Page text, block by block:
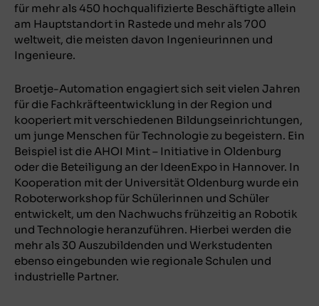
für mehr als 450 hochqualifizierte Beschäftigte allein
am Hauptstandort in Rastede und mehr als 700
weltweit, die meisten davon Ingenieurinnen und
Ingenieure.
Broetje-Automation engagiert sich seit vielen Jahren
für die Fachkräfteentwicklung in der Region und
kooperiert mit verschiedenen Bildungseinrichtungen,
um junge Menschen für Technologie zu begeistern. Ein
Beispiel ist die AHOI Mint – Initiative in Oldenburg
oder die Beteiligung an der IdeenExpo in Hannover. In
Kooperation mit der Universität Oldenburg wurde ein
Roboterworkshop für Schülerinnen und Schüler
entwickelt, um den Nachwuchs frühzeitig an Robotik
und Technologie heranzuführen. Hierbei werden die
mehr als 30 Auszubildenden und Werkstudenten
ebenso eingebunden wie regionale Schulen und
industrielle Partner.